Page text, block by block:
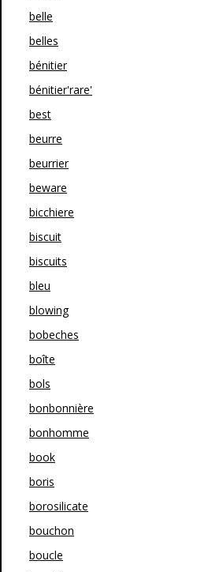
belle
belles
bénitier
bénitier'rare'
best
beurre
beurrier
beware
bicchiere
biscuit
biscuits
bleu
blowing
bobeches
boîte
bols
bonbonnière
bonhomme
book
boris
borosilicate
bouchon
boucle